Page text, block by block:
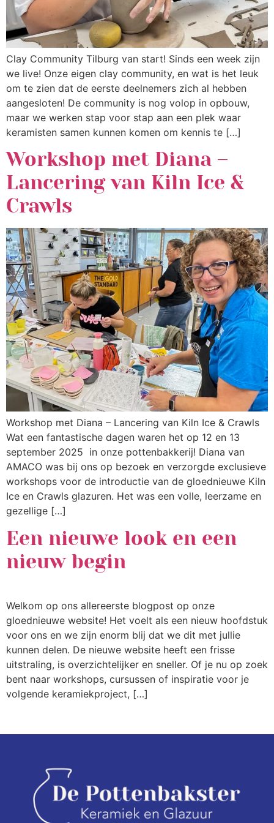
Clay Community Tilburg van start! Sinds een week zijn
we live! Onze eigen clay community, en wat is het leuk
om te zien dat de eerste deelnemers zich al hebben
aangesloten! De community is nog volop in opbouw,
maar we werken stap voor stap aan een plek waar
keramisten samen kunnen komen om kennis te […]
Workshop met Diana –
Lancering van Kiln Ice &
Crawls
Workshop met Diana – Lancering van Kiln Ice & Crawls
Wat een fantastische dagen waren het op 12 en 13
september 2025 in onze pottenbakkerij! Diana van
AMACO was bij ons op bezoek en verzorgde exclusieve
workshops voor de introductie van de gloednieuwe Kiln
Ice en Crawls glazuren. Het was een volle, leerzame en
gezellige […]
Een nieuwe look en een
nieuw begin
Welkom op ons allereerste blogpost op onze
gloednieuwe website! Het voelt als een nieuw hoofdstuk
voor ons en we zijn enorm blij dat we dit met jullie
kunnen delen. De nieuwe website heeft een frisse
uitstraling, is overzichtelijker en sneller. Of je nu op zoek
bent naar workshops, cursussen of inspiratie voor je
volgende keramiekproject, […]